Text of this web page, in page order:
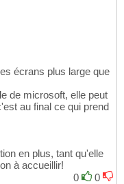
écrans plus large que
de microsoft, elle peut
au final ce qui prend
en plus, tant qu'elle
à accueillir!
0
0